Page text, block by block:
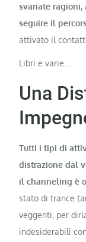
svariate
seguire il
attivato il
Libri e varie…
Una
Tutti i tipi di
distrazione dal
il channeling è
stato di trance
veggenti, per
indesiderabili